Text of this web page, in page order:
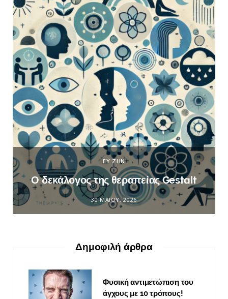
ΕΥ ΖΗΝ
Ο δεκάλογος της θεραπείας Gestalt
30 ΜΑΪ́ΟΥ, 2026
Δημοφιλή άρθρα
Φυσική αντιμετώπιση του
άγχους με 10 τρόπους!